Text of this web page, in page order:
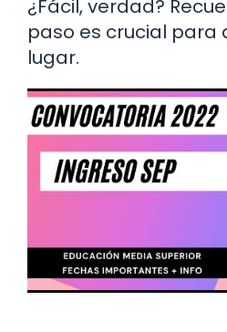
¿Fácil, verdad?
paso es crucial para
lugar.